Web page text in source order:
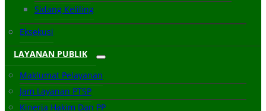
Sidang Keliling
Eksekusi
LAYANAN PUBLIK
Maklumat Pelayanan
Jam Layanan PTSP
Kinerja Hakim Dan PP